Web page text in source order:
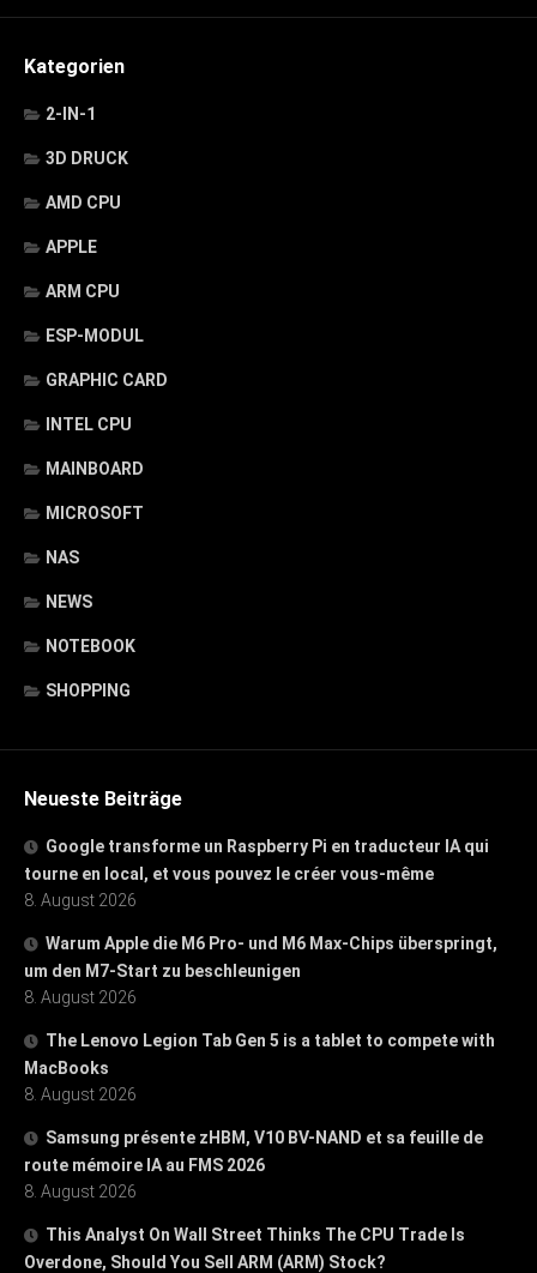
Kategorien
2-IN-1
3D DRUCK
AMD CPU
APPLE
ARM CPU
ESP-MODUL
GRAPHIC CARD
INTEL CPU
MAINBOARD
MICROSOFT
NAS
NEWS
NOTEBOOK
SHOPPING
Neueste Beiträge
Google transforme un Raspberry Pi en traducteur IA qui
tourne en local, et vous pouvez le créer vous-même
8. August 2026
Warum Apple die M6 Pro- und M6 Max-Chips überspringt,
um den M7-Start zu beschleunigen
8. August 2026
The Lenovo Legion Tab Gen 5 is a tablet to compete with
MacBooks
8. August 2026
Samsung présente zHBM, V10 BV-NAND et sa feuille de
route mémoire IA au FMS 2026
8. August 2026
This Analyst On Wall Street Thinks The CPU Trade Is
Overdone, Should You Sell ARM (ARM) Stock?